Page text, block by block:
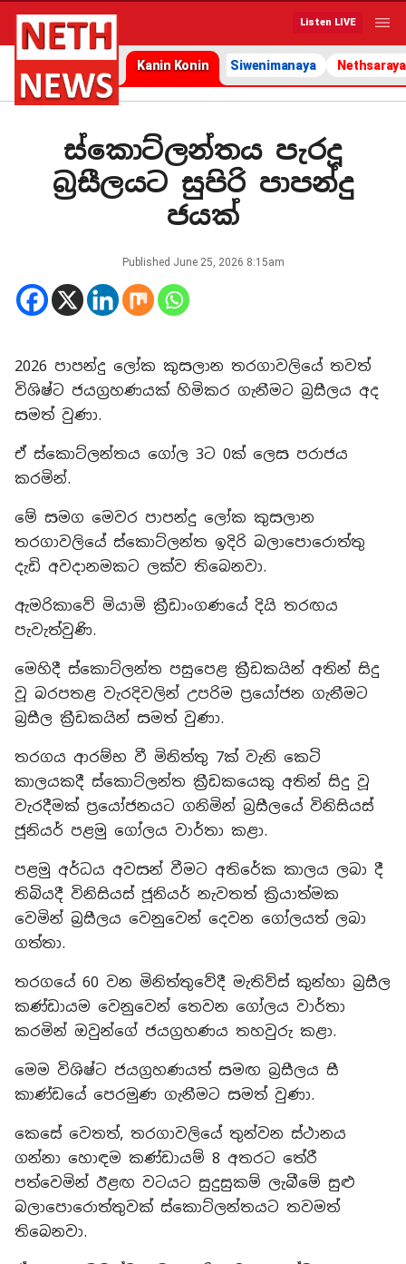
Listen LIVE
Kanin Konin Siwenimanaya Nethsaraya
ස්කොට්ලන්තය පැරදූ
බ්‍රසීලයට සුපිරි පාපන්දු
ජයක්
Published June 25, 2026 8:15am
2026 පාපන්දු ලෝක කුසලාන තරගාවලියේ තවත්
විශිෂ්ට ජයග්‍රහණයක් හිමිකර ගැනීමට බ්‍රසීලය අද
සමත් වුණා.
ඒ ස්කොට්ලන්තය ගෝල 3ට 0ක් ලෙස පරාජය
කරමින්.
මේ සමග මෙවර පාපන්දු ලෝක කුසලාන
තරගාවලියේ ස්කොට්ලන්ත ඉදිරි බලාපොරොත්තු
දැඩි අවදානමකට ලක්ව තිබෙනවා.
ඇමරිකාවේ මියාමි ක්‍රීඩාංගණයේ දියි තරඟය
පැවැත්වුණි.
මෙහිදී ස්කොට්ලන්ත පසුපෙළ ක්‍රීඩකයින් අතින් සිදු
වූ බරපතළ වැරදිවලින් උපරිම ප්‍රයෝජන ගැනීමට
බ්‍රසීල ක්‍රීඩකයින් සමත් වුණා.
තරගය ආරම්භ වී මිනිත්තු 7ක් වැනි කෙටි
කාලයකදී ස්කොට්ලන්ත ක්‍රීඩකයෙකු අතින් සිදු වූ
වැරදීමක් ප්‍රයෝජනයට ගනිමින් බ්‍රසීලයේ විනිසියස්
ජූනියර් පළමු ගෝලය වාර්තා කළා.
පළමු අර්ධය අවසන් වීමට අතිරේක කාලය ලබා දී
තිබියදී විනිසියස් ජූනියර් නැවතත් ක්‍රියාත්මක
වෙමින් බ්‍රසීලය වෙනුවෙන් දෙවන ගෝලයත් ලබා
ගත්තා.
තරගයේ 60 වන මිනිත්තුවේදී මැතිව්ස් කුන්හා බ්‍රසීල
කණ්ඩායම වෙනුවෙන් තෙවන ගෝලය වාර්තා
කරමින් ඔවුන්ගේ ජයග්‍රහණය තහවුරු කළා.
මෙම විශිෂ්ට ජයග්‍රහණයත් සමඟ බ්‍රසීලය සී
කාණ්ඩයේ පෙරමුණ ගැනීමට සමත් වුණා.
කෙසේ වෙතත්, තරගාවලියේ තුන්වන ස්ථානය
ගන්නා හොඳම කණ්ඩායම් 8 අතරට තේරී
පත්වෙමින් ඊළඟ වටයට සුදුසුකම් ලැබීමේ සුළු
බලාපොරොත්තුවක් ස්කොට්ලන්තයට තවමත්
තිබෙනවා.